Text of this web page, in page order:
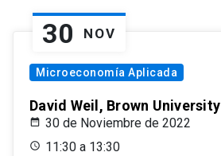
30 NOV
Microeconomía Aplicada
David Weil, Brown University
30 de Noviembre de 2022
11:30 a 13:30